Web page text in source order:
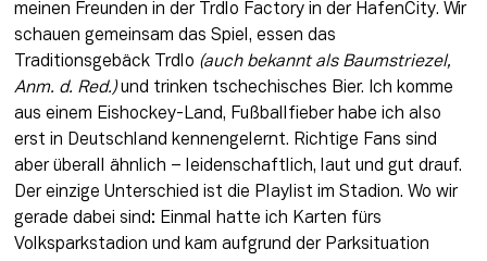
meinen Freunden in der Trdlo Factory in der HafenCity. Wir
schauen gemeinsam das Spiel, essen das
Traditionsgebäck Trdlo (auch bekannt als Baumstriezel,
Anm. d. Red.) und trinken tschechisches Bier. Ich komme
aus einem Eishockey-Land, Fußballfieber habe ich also
erst in Deutschland kennengelernt. Richtige Fans sind
aber überall ähnlich – leidenschaftlich, laut und gut drauf.
Der einzige Unterschied ist die Playlist im Stadion. Wo wir
gerade dabei sind: Einmal hatte ich Karten fürs
Volksparkstadion und kam aufgrund der Parksituation